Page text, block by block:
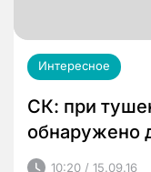
Интересное
СК: при
обнаружено
10:20 / 15.09.16